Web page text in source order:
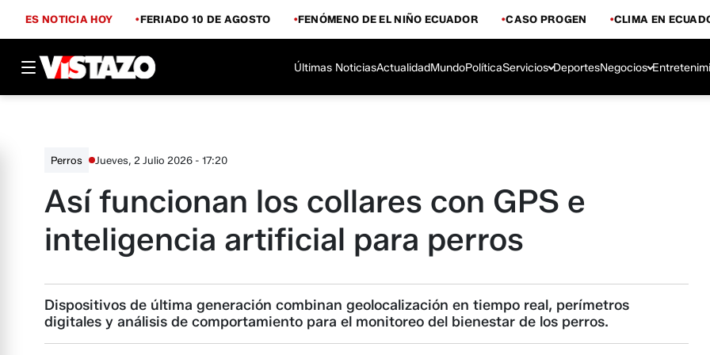
ES NOTICIA HOY FERIADO 10 DE AGOSTO FENÓMENO DE EL NIÑO ECUADOR CASO PROGEN CLIMA EN
Últimas NoticiasActualidadMundoPolíticaServicios DeportesNegocios
Perros Jueves, 2 Julio 2026 - 17:20
Así funcionan los collares con GPS e
inteligencia artificial para perros
Dispositivos de última generación combinan geolocalización en tiempo real, perímetros
digitales y análisis de comportamiento para el monitoreo del bienestar de los perros.